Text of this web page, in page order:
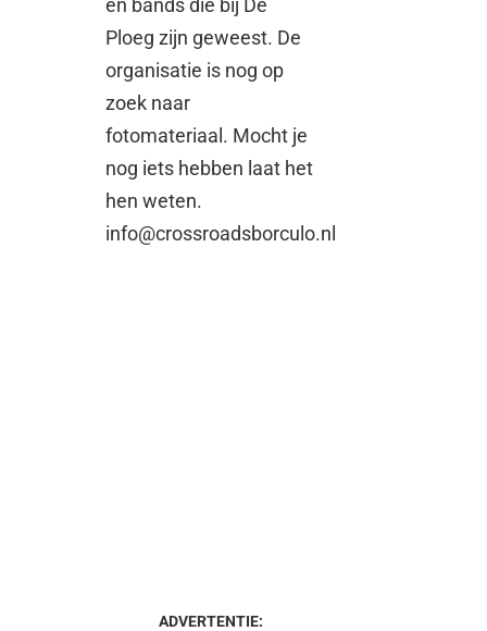
en bands die bij De
Ploeg zijn geweest. De
organisatie is nog op
zoek naar
fotomateriaal. Mocht je
nog iets hebben laat het
hen weten.
info@crossroadsborculo.nl
ADVERTENTIE: